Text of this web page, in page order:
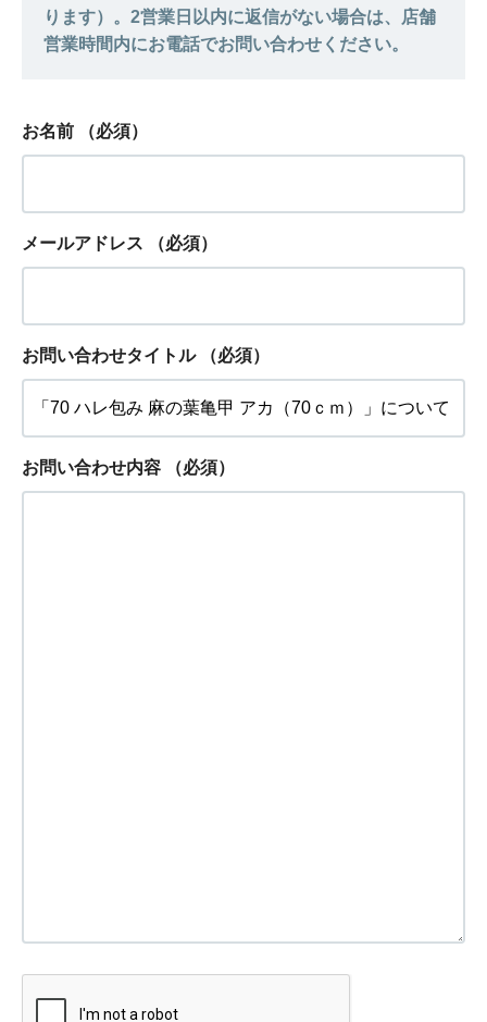
ります）。2営業日以内に返信がない場合は、店舗
営業時間内にお電話でお問い合わせください。
お名前 （必須）
メールアドレス （必須）
お問い合わせタイトル （必須）
お問い合わせ内容 （必須）